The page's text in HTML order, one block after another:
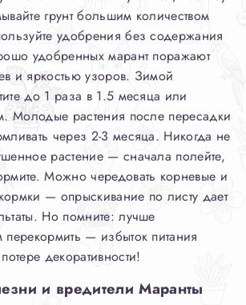
грунт большим количеством
удобрения без содержания
удобренных марант поражают
и яркостью узоров. Зимой
до 1 раза в 1.5 месяца или
Молодые растения после пересадки
через 2-3 месяца. Никогда не
растение — сначала полейте,
Можно чередовать корневые и
— опрыскивание по листу дает
Но помните: лучше
— избыток питания
декоративности!
и вредители Маранты